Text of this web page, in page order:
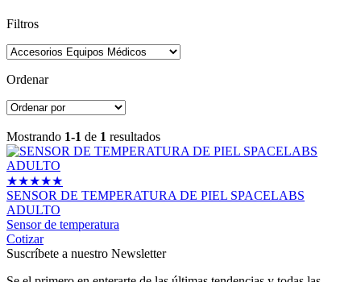
Filtros
Ordenar
Mostrando 1-1 de 1 resultados
★★★★★
SENSOR DE TEMPERATURA DE PIEL SPACELABS
ADULTO
Sensor de temperatura
Cotizar
Suscríbete a nuestro Newsletter